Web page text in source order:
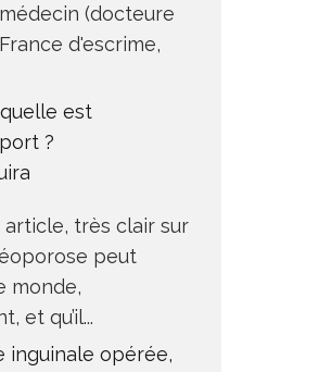
(docteure
d'escrime,
est
?
très clair sur
peut
monde,
et qu’il...
inguinale opérée,